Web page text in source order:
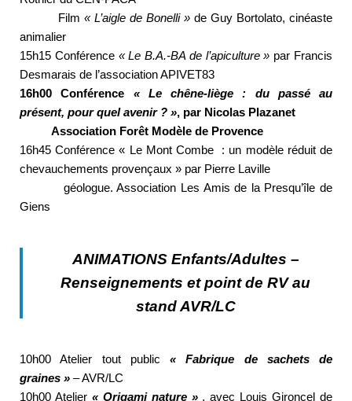
Film« L’aigle de Bonelli » de Guy Bortolato, cinéaste
animalier
15h15 Conférence « Le B.A.-BA de l’apiculture » par Francis
Desmarais de l’association APIVET83
16h00 Conférence « Le chêne-liège : du passé au
présent, pour quel avenir ? », par Nicolas Plazanet
Association Forêt Modèle de Provence
16h45 Conférence « Le Mont Combe : un modèle réduit de
chevauchements provençaux » par Pierre Laville
géologue. Association Les Amis de la Presqu’île de
Giens
ANIMATIONS Enfants/Adultes –
Renseignements et point de RV au
stand AVR/LC
10h00 Atelier tout public « Fabrique de sachets de
graines » – AVR/LC
10h00 Atelier « Origami nature », avec Louis Gironcel de